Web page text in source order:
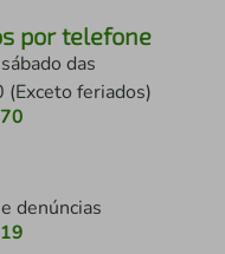
por telefone
das
feriados)
denúncias